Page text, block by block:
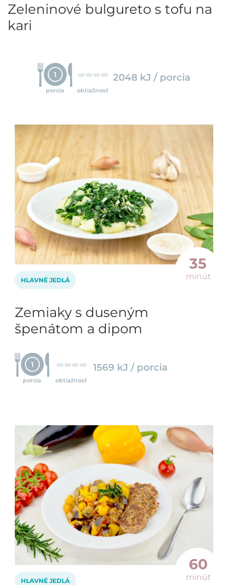
Zeleninové bulgureto s tofu na
kari
1
porcia obtiažnosť
2048 kJ / porcia
35
minút
HLAVNÉ JEDLÁ
Zemiaky s duseným
špenátom a dipom
1
porcia obtiažnosť
1569 kJ / porcia
60
minút
HLAVNÉ JEDLÁ